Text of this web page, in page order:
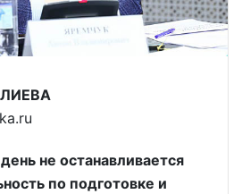
не останавливается
по подготовке и